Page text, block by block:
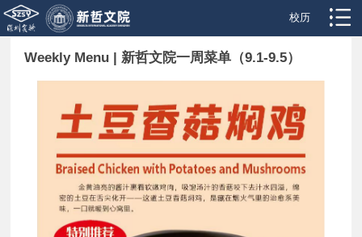
校历
Weekly Menu | 新哲文院一周菜单（9.1-9.5）